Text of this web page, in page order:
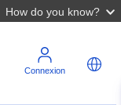
How do you know?
Connexion